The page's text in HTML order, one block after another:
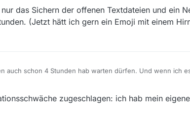
das Sichern der offenen Textdateien und ein
(Jetzt hätt ich gern ein Emoji mit einem
auch schon 4 Stunden hab warten dürfen. Und wenn ich
auf 1-2 Notepad-Dateien. Eine davon bis zur aktiven
und allenfalls aktualisiert werden müssen) auf “Neu” im
oder gar “Speichern unter” (oft ist die Erwartung, dass
Tabs hingegen läuft alles ziemlich normal. Eigebtlich
wird aber dringend abgeraten.” Also womöglich
nur das Sichern der offenen Textdateien und ein Neustart
zugeschlagen: ich hab mein